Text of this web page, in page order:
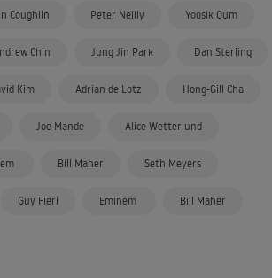
Coughlin Peter Neilly Yoosik Oum
Chin Jung Jin Park Dan Sterling
Kim Adrian de Lotz Hong-Gill Cha
Joe Mande Alice Wetterlund
Bill Maher Seth Meyers
Guy Fieri Eminem Bill Maher